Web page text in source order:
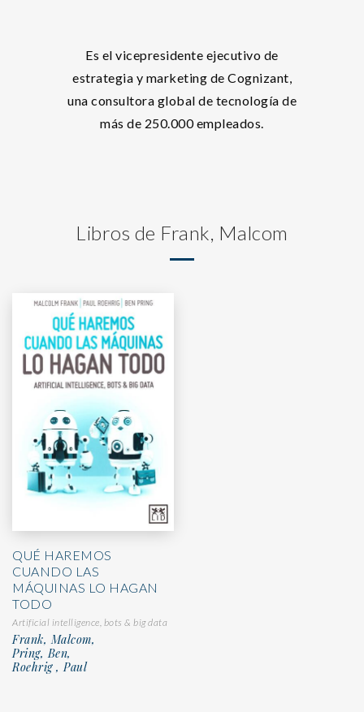
Es el vicepresidente ejecutivo de
estrategia y marketing de Cognizant,
una consultora global de tecnología de
más de 250.000 empleados.
Libros de Frank, Malcom
QUÉ HAREMOS
CUANDO LAS
MÁQUINAS LO HAGAN
TODO
Artificial intelligence, bots & big data
Frank, Malcom,
Pring, Ben,
Roehrig , Paul